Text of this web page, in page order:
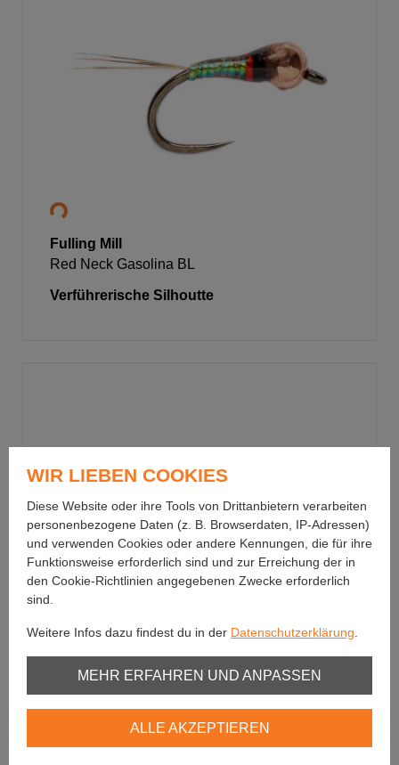
Fulling Mill
Red Neck Gasolina BL
Verführerische Silhoutte
Fulling Mill
Sinkt sehr schnell
WIR LIEBEN COOKIES
Diese Website oder ihre Tools von Drittanbietern verarbeiten
personenbezogene Daten (z. B. Browserdaten, IP-Adressen)
und verwenden Cookies oder andere Kennungen, die für ihre
Funktionsweise erforderlich sind und zur Erreichung der in
den Cookie-Richtlinien angegebenen Zwecke erforderlich
sind.
Weitere Infos dazu findest du in der Datenschutzerklärung
Unbedingt erforderlich
MEHR ERFAHREN UND ANPASSEN
ALLE AKZEPTIEREN